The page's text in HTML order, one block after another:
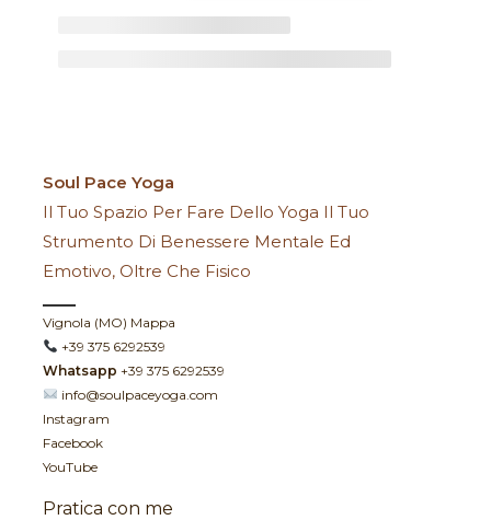
Soul Pace Yoga
Il Tuo Spazio Per Fare Dello Yoga Il Tuo
Strumento Di Benessere Mentale Ed
Emotivo, Oltre Che Fisico
Vignola (MO) Mappa
+39 375 6292539
Whatsapp +39 375 6292539
info@soulpaceyoga.com
Instagram
Facebook
YouTube
Pratica con me